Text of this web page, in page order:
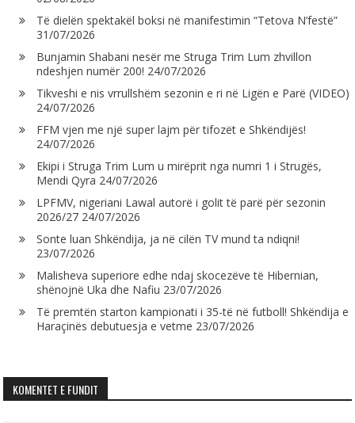
Të dielën spektakël boksi në manifestimin “Tetova N’festë”
31/07/2026
Bunjamin Shabani nesër me Struga Trim Lum zhvillon
ndeshjen numër 200! 24/07/2026
Tikveshi e nis vrrullshëm sezonin e ri në Ligën e Parë (VIDEO)
24/07/2026
FFM vjen me një super lajm për tifozët e Shkëndijës!
24/07/2026
Ekipi i Struga Trim Lum u mirëprit nga numri 1 i Strugës,
Mendi Qyra 24/07/2026
LPFMV, nigeriani Lawal autorë i golit të parë për sezonin
2026/27 24/07/2026
Sonte luan Shkëndija, ja në cilën TV mund ta ndiqni!
23/07/2026
Malisheva superiore edhe ndaj skocezëve të Hibernian,
shënojnë Uka dhe Nafiu 23/07/2026
Të premtën starton kampionati i 35-të në futboll! Shkëndija e
Haraçinës debutuesja e vetme 23/07/2026
KOMENTET E FUNDIT